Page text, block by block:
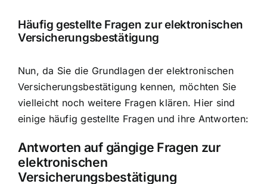
Häufig gestellte Fragen zur elektronischen
Versicherungsbestätigung
Nun, da Sie die Grundlagen der elektronischen
Versicherungsbestätigung kennen, möchten Sie
vielleicht noch weitere Fragen klären. Hier sind
einige häufig gestellte Fragen und ihre Antworten:
Antworten auf gängige Fragen zur
elektronischen
Versicherungsbestätigung